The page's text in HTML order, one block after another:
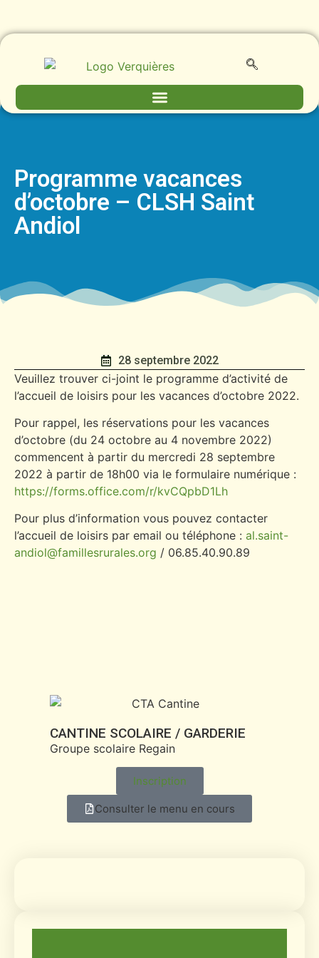
Programme vacances
d’octobre – CLSH Saint
Andiol
28 septembre 2022
Veuillez trouver ci-joint le programme d’activité de
l’accueil de loisirs pour les vacances d’octobre 2022.
Pour rappel, les réservations pour les vacances
d’octobre (du 24 octobre au 4 novembre 2022)
commencent à partir du mercredi 28 septembre
2022 à partir de 18h00 via le formulaire numérique :
https://forms.office.com/r/kvCQpbD1Lh
Pour plus d’information vous pouvez contacter
l’accueil de loisirs par email ou téléphone : al.saint-
andiol@famillesrurales.org / 06.85.40.90.89
CANTINE SCOLAIRE / GARDERIE
Groupe scolaire Regain
Inscription
Consulter le menu en cours